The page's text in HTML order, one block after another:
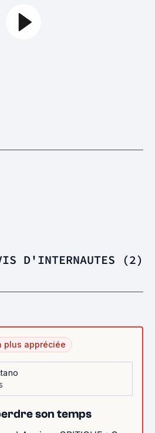
D'INTERNAUTES (2)
plus appréciée
son temps